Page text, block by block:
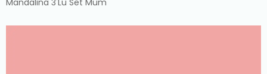
Mandalina 3'Lü Set Mum